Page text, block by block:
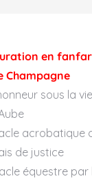
en
Champagne
sous la
acrobatique
de justice
équestre par